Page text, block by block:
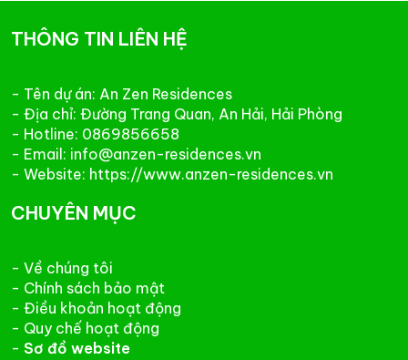
THÔNG TIN LIÊN HỆ
- Tên dự án: An Zen Residences
- Địa chỉ: Đường Trang Quan, An Hải, Hải Phòng
- Hotline: 0869856658
- Email: info@anzen-residences.vn
- Website: https://www.anzen-residences.vn
CHUYÊN MỤC
- Về chúng tôi
- Chính sách bảo mật
- Điều khoản hoạt động
- Quy chế hoạt động
- Sơ đồ website